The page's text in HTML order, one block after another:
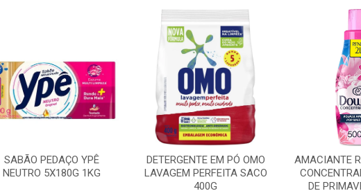
SABÃO PEDAÇO YPÊ
NEUTRO 5X180G 1KG
DETERGENTE EM PÓ OMO
LAVAGEM PERFEITA SACO
400G
AMACIANTE
DE